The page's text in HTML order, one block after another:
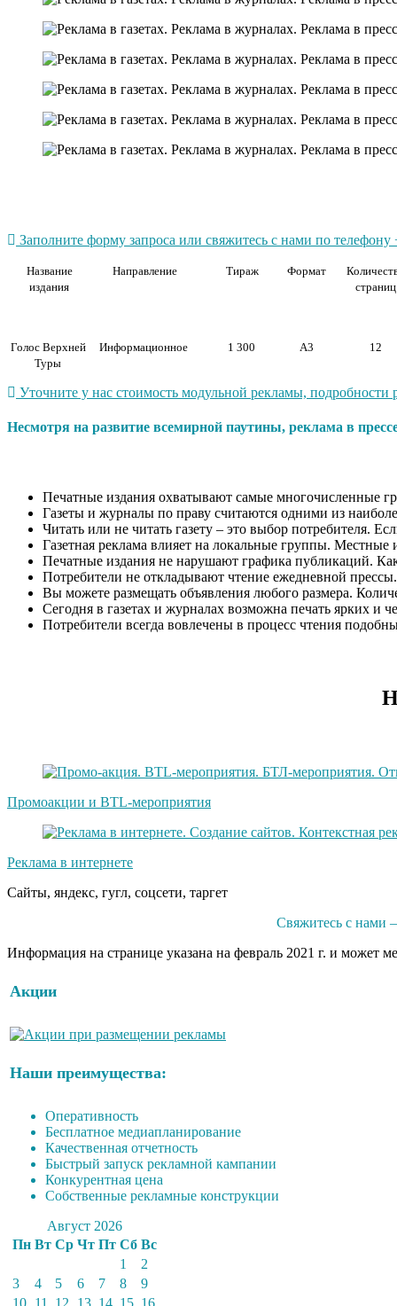
Заполните форму запроса или свяжитесь с нами по
Название
издания
Направление Тираж Формат
страниц
Голос Верхней
Туры
Информационное 1 300 А3 12
Уточните у нас стоимость модульной рекламы,
Несмотря на развитие всемирной паутины, реклама в
Печатные издания охватывают самые многочисленные
Газеты и журналы по праву считаются одними из
Читать или не читать газету – это выбор потребителя.
Газетная реклама влияет на локальные группы.
Печатные издания не нарушают графика публикаций. Как
Потребители не откладывают чтение ежедневной прессы.
Вы можете размещать объявления любого размера.
Сегодня в газетах и журналах возможна печать ярких и
Потребители всегда вовлечены в процесс чтения
Промоакции и BTL-мероприятия
Реклама в интернете
Сайты, яндекс, гугл, соцсети, таргет
Свяжитесь с нами
Информация на странице указана на февраль 2021 г. и может
Акции
Наши преимущества:
Оперативность
Бесплатное медиапланирование
Качественная отчетность
Быстрый запуск рекламной кампании
Конкурентная цена
Собственные рекламные конструкции
Август 2026
Пн Вт Ср Чт Пт Сб Вс
1
2
3
4 5 6 7 8
9
10 11 12 13 14 15 16